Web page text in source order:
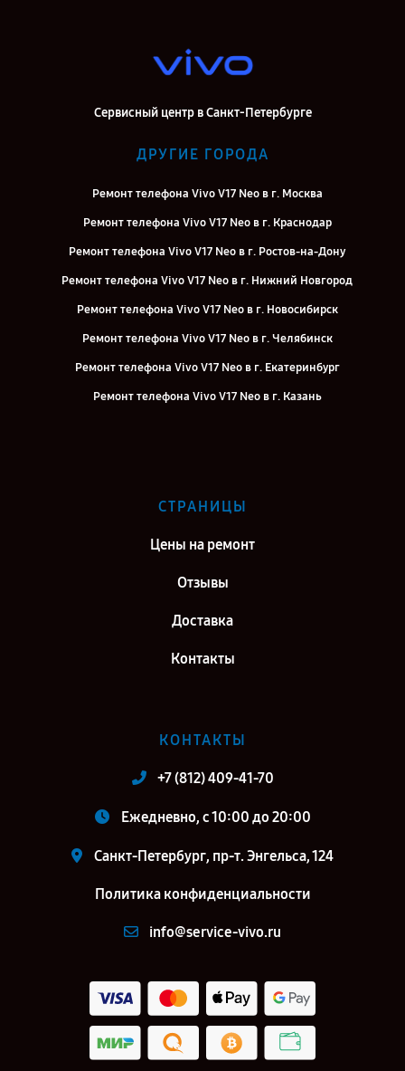
Сервисный центр в Санкт-Петербурге
ДРУГИЕ ГОРОДА
Ремонт телефона Vivo V17 Neo в г. Москва
Ремонт телефона Vivo V17 Neo в г. Краснодар
Ремонт телефона Vivo V17 Neo в г. Ростов-на-Дону
Ремонт телефона Vivo V17 Neo в г. Нижний Новгород
Ремонт телефона Vivo V17 Neo в г. Новосибирск
Ремонт телефона Vivo V17 Neo в г. Челябинск
Ремонт телефона Vivo V17 Neo в г. Екатеринбург
Ремонт телефона Vivo V17 Neo в г. Казань
Ремонт телефона Vivo V17 Neo в г. Киров
СТРАНИЦЫ
Цены на ремонт
Отзывы
Доставка
Контакты
КОНТАКТЫ
+7 (812) 409-41-70
Ежедневно, с 10:00 до 20:00
Санкт-Петербург, пр-т. Энгельса, 124
Политика конфиденциальности
info@service-vivo.ru